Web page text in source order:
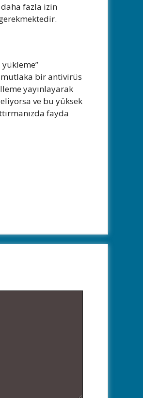
fazla izin
mutlaka bir antivirüs
yayınlayarak
ve bu yüksek
fayda